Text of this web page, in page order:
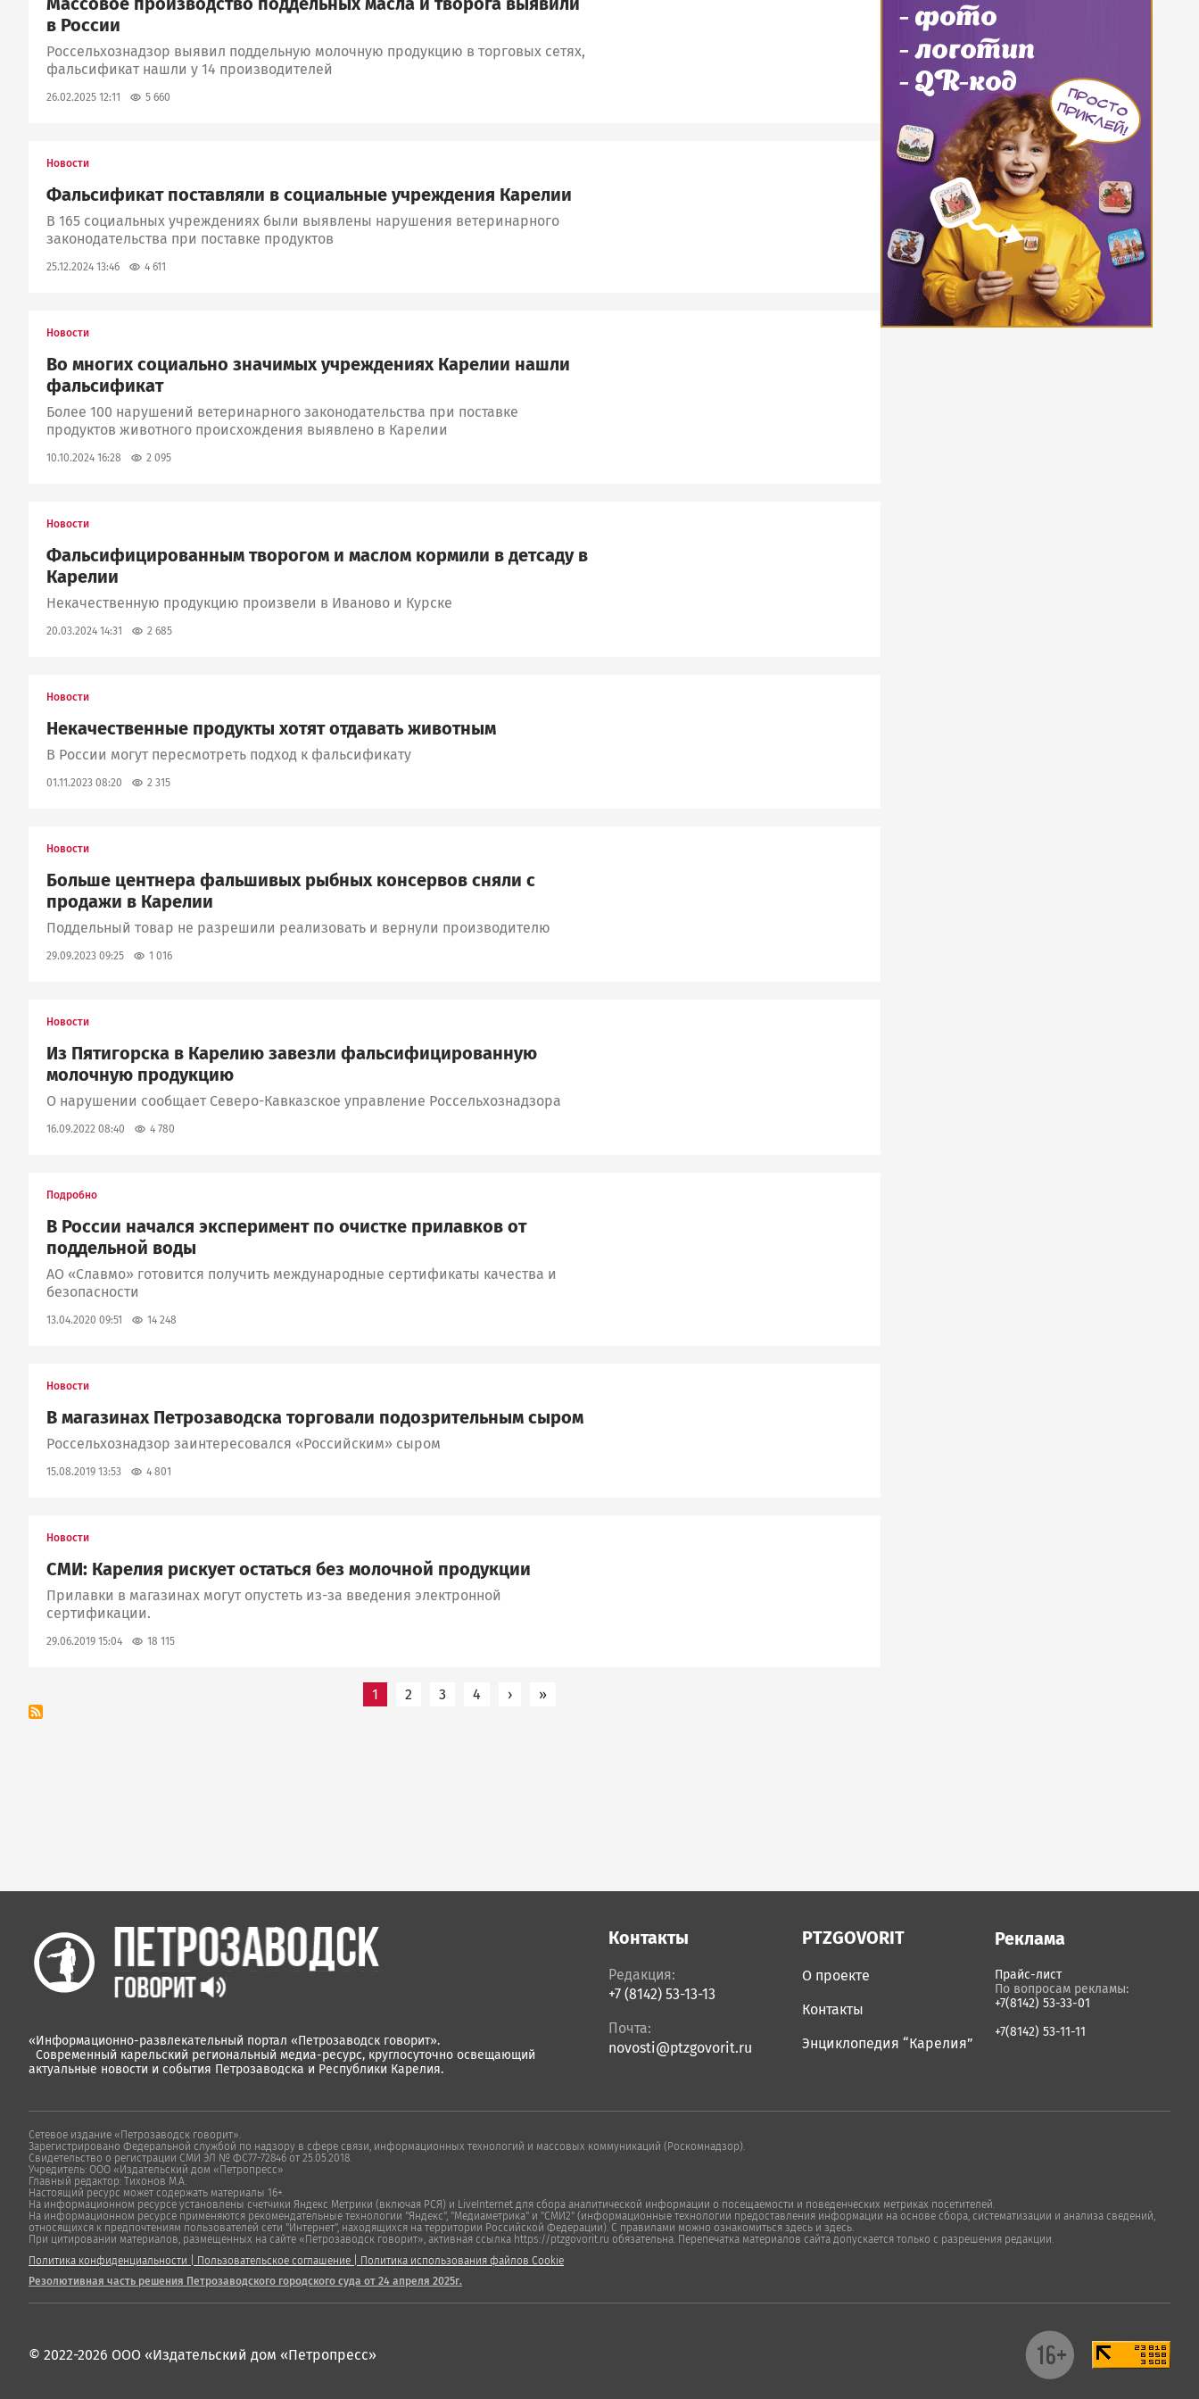
в России
Россельхознадзор выявил поддельную молочную продукцию в торговых сетях,
фальсификат нашли у 14 производителей
26.02.2025 12:11 5 660
Новости
Фальсификат поставляли в социальные учреждения Карелии
В 165 социальных учреждениях были выявлены нарушения ветеринарного
законодательства при поставке продуктов
25.12.2024 13:46 4 611
Новости
Во многих социально значимых учреждениях Карелии нашли
фальсификат
Более 100 нарушений ветеринарного законодательства при поставке
продуктов животного происхождения выявлено в Карелии
10.10.2024 16:28 2 095
Новости
Фальсифицированным творогом и маслом кормили в детсаду в
Карелии
Некачественную продукцию произвели в Иваново и Курске
20.03.2024 14:31 2 685
Новости
Некачественные продукты хотят отдавать животным
В России могут пересмотреть подход к фальсификату
01.11.2023 08:20 2 315
Новости
Больше центнера фальшивых рыбных консервов сняли с
продажи в Карелии
Поддельный товар не разрешили реализовать и вернули производителю
29.09.2023 09:25 1 016
Новости
Из Пятигорска в Карелию завезли фальсифицированную
молочную продукцию
О нарушении сообщает Северо-Кавказское управление Россельхознадзора
16.09.2022 08:40 4 780
Подробно
В России начался эксперимент по очистке прилавков от
поддельной воды
АО «Славмо» готовится получить международные сертификаты качества и
безопасности
13.04.2020 09:51 14 248
Новости
В магазинах Петрозаводска торговали подозрительным сыром
Россельхознадзор заинтересовался «Российским» сыром
15.08.2019 13:53 4 801
Новости
СМИ: Карелия рискует остаться без молочной продукции
Прилавки в магазинах могут опустеть из-за введения электронной
сертификации.
29.06.2019 15:04 18 115
страниц
1 2 3 4 ›Следующая страница
»Последняя страница
«Информационно-развлекательный портал «Петрозаводск говорит».
Современный карельский региональный медиа-ресурс, круглосуточно освещающий
актуальные новости и события Петрозаводска и Республики Карелия.
Контакты
Редакция:
+7 (8142) 53-13-13
Почта:
novosti@ptzgovorit.ru
PTZGOVORIT
О проекте
Контакты
Энциклопедия “Карелия”
Реклама
Прайс-лист
По вопросам рекламы:
+7(8142) 53-33-01
+7(8142) 53-11-11
Сетевое издание «Петрозаводск говорит».
Зарегистрировано Федеральной службой по надзору в сфере связи, информационных технологий и массовых коммуникаций (Роскомнадзор).
Свидетельство о регистрации СМИ ЭЛ № ФС77-72846 от 25.05.2018.
Учредитель: ООО «Издательский дом «Петропресс»
Главный редактор: Тихонов М.А.
Настоящий ресурс может содержать материалы 16+.
На информационном ресурсе установлены счетчики Яндекс Метрики (включая РСЯ) и LiveInternet для сбора аналитической информации о посещаемости и поведенческих метриках посетителей.
На информационном ресурсе применяются рекомендательные технологии "Яндекс", "Медиаметрика" и "СМИ2" (информационные технологии предоставления информации на основе сбора, систематизации и анализа сведений,
относящихся к предпочтениям пользователей сети "Интернет", находящихся на территории Российской Федерации). С правилами можно ознакомиться здесь и здесь.
При цитировании материалов, размещенных на сайте «Петрозаводск говорит», активная ссылка https://ptzgovorit.ru обязательна. Перепечатка материалов сайта допускается только с разрешения редакции.
Политика конфиденциальности
Пользовательское соглашение
Политика использования файлов Cookie
Резолютивная часть решения Петрозаводского городского суда от 24 апреля 2025г.
© 2022-2026 ООО «Издательский дом «Петропресс»